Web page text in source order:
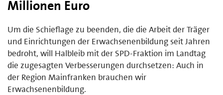
Millionen Euro
Um die Schieflage zu beenden, die die Arbeit der Träger
und Einrichtungen der Erwachsenenbildung seit Jahren
bedroht, will Halbleib mit der SPD-Fraktion im Landtag
die zugesagten Verbesserungen durchsetzen: Auch in
der Region Mainfranken brauchen wir
Erwachsenenbildung.